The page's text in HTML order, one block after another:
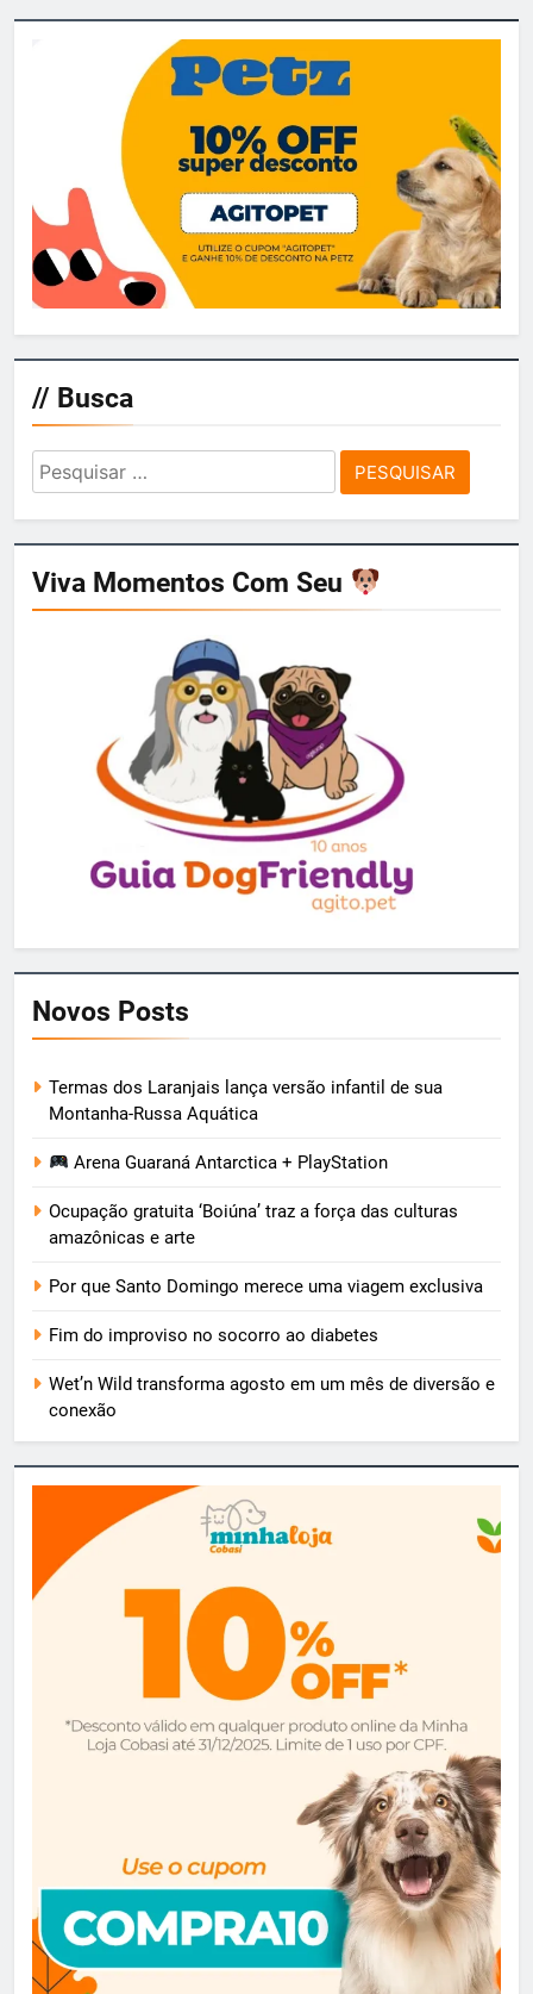
// Busca
Pesquisar
por:
Viva Momentos Com Seu
Novos Posts
Termas dos Laranjais lança versão infantil de sua
Montanha-Russa Aquática
Arena Guaraná Antarctica + PlayStation
Ocupação gratuita ‘Boiúna’ traz a força das culturas
amazônicas e arte
Por que Santo Domingo merece uma viagem exclusiva
Fim do improviso no socorro ao diabetes
Wet’n Wild transforma agosto em um mês de diversão e
conexão